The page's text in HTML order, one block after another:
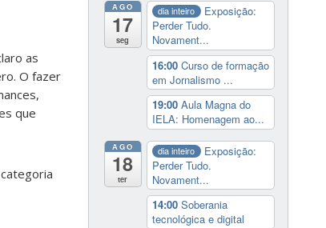
as
O fazer
que
AGO
17
seg
dia inteiro
Exposição:
Perder Tudo.
Novament...
16:00 Curso de formação
em Jornalismo ...
19:00 Aula Magna do
IELA: Homenagem ao...
AGO
18
ter
dia inteiro
Exposição:
Perder Tudo.
Novament...
14:00 Soberania
tecnológica e digital